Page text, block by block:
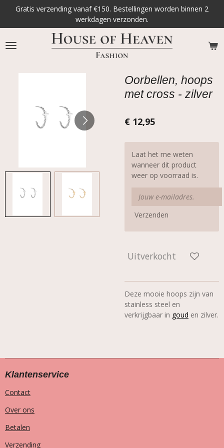
naar
de
hoofdinhoud
Gratis verzending vanaf €150. Bestellingen worden binnen 2
werkdagen verzonden.
Oorbellen, hoops
met cross - zilver
€ 12,95
Laat het me weten
wanneer dit product
weer op voorraad is.
Verzenden
Uitverkocht
Deze mooie hoops zijn van
stainless steel en
verkrijgbaar in goud en zilver.
Klantenservice
Contact
Over ons
Betalen
Verzending